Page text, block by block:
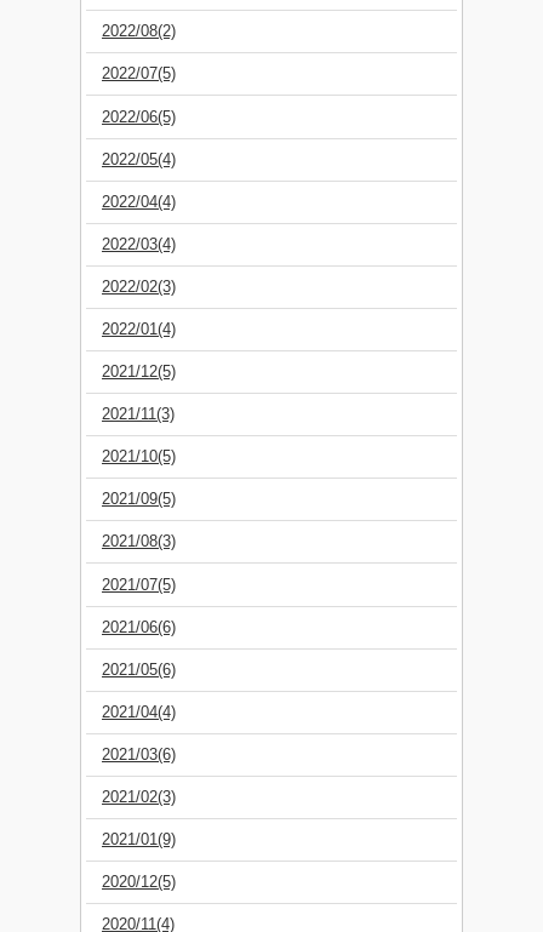
2022/08(2)
2022/07(5)
2022/06(5)
2022/05(4)
2022/04(4)
2022/03(4)
2022/02(3)
2022/01(4)
2021/12(5)
2021/11(3)
2021/10(5)
2021/09(5)
2021/08(3)
2021/07(5)
2021/06(6)
2021/05(6)
2021/04(4)
2021/03(6)
2021/02(3)
2021/01(9)
2020/12(5)
2020/11(4)